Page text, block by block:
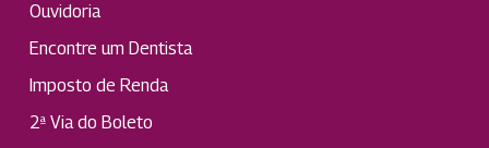
Ouvidoria
Encontre um Dentista
Imposto de Renda
2ª Via do Boleto